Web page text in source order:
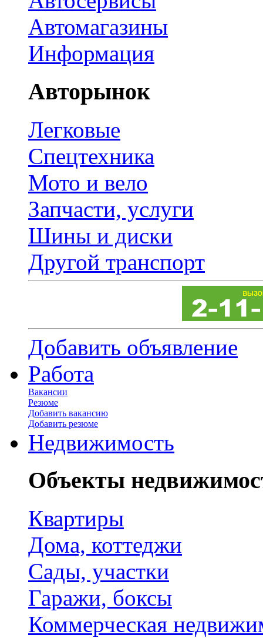
Автомагазины
Информация
Авторынок
Легковые
Спецтехника
Мото и вело
Запчасти, услуги
Шины и диски
Другой транспорт
Добавить объявление
Работа
Вакансии
Резюме
Добавить вакансию
Добавить резюме
Недвижимость
Объекты
Квартиры
Дома, коттеджи
Сады, участки
Гаражи, боксы
Коммерческая